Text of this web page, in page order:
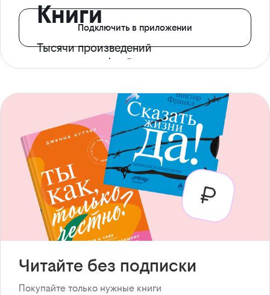
Книги
Тысячи произведений
с доступом офлайн
Подключить в приложении
Читайте без подписки
Покупайте только нужные книги